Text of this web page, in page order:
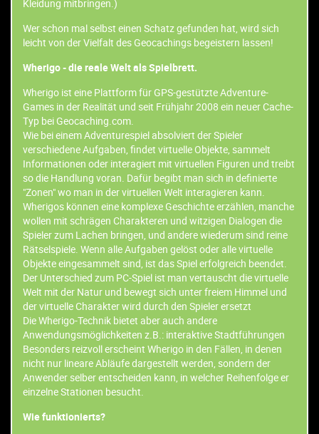
Kleidung mitbringen.)
Wer schon mal selbst einen Schatz gefunden hat, wird sich
leicht von der Vielfalt des Geocachings begeistern lassen!
Wherigo - die reale Welt als Spielbrett.
Wherigo ist eine Plattform für GPS-gestützte Adventure-
Games in der Realität und seit Frühjahr 2008 ein neuer Cache-
Typ bei Geocaching.com.
Wie bei einem Adventurespiel absolviert der Spieler
verschiedene Aufgaben, findet virtuelle Objekte, sammelt
Informationen oder interagiert mit virtuellen Figuren und treibt
so die Handlung voran. Dafür begibt man sich in definierte
"Zonen" wo man in der virtuellen Welt interagieren kann.
Wherigos können eine komplexe Geschichte erzählen, manche
wollen mit schrägen Charakteren und witzigen Dialogen die
Spieler zum Lachen bringen, und andere wiederum sind reine
Rätselspiele. Wenn alle Aufgaben gelöst oder alle virtuelle
Objekte eingesammelt sind, ist das Spiel erfolgreich beendet.
Der Unterschied zum PC-Spiel ist man vertauscht die virtuelle
Welt mit der Natur und bewegt sich unter freiem Himmel und
der virtuelle Charakter wird durch den Spieler ersetzt
Die Wherigo-Technik bietet aber auch andere
Anwendungsmöglichkeiten z.B.: interaktive Stadtführungen
Besonders reizvoll erscheint Wherigo in den Fällen, in denen
nicht nur lineare Abläufe dargestellt werden, sondern der
Anwender selber entscheiden kann, in welcher Reihenfolge er
einzelne Stationen besucht.
Wie funktionierts?